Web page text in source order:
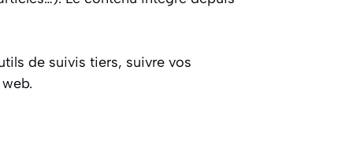
de suivis tiers, suivre vos